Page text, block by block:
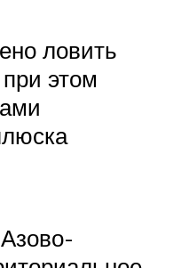
ловить
этом